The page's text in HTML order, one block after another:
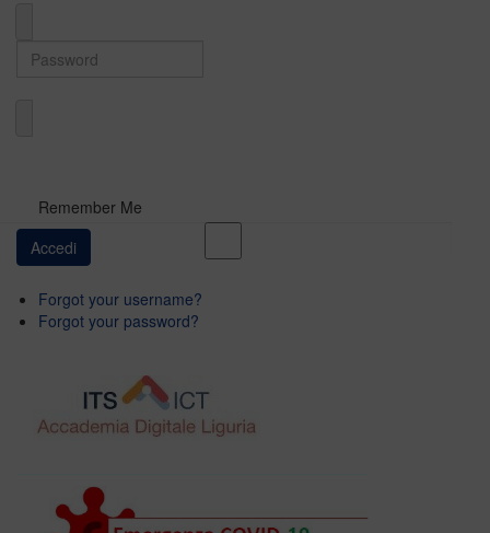
Remember Me
Forgot your username?
Forgot your password?